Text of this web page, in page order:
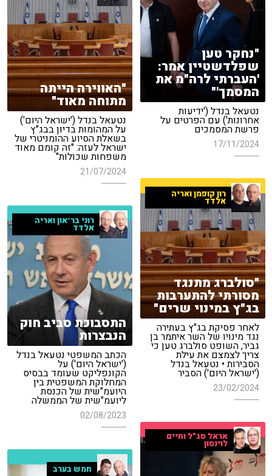
"נחקר טען
שפלדשטיין אמר:
'העברתי לרה"מ את
המסמך'"
נטעאל בנדל ('ידיעות
אחרונות') עם הפרטים על
פרשת המסמכים
17/11/2024
"האווירה הייתה
מתוחה מאוד"
נטעאל בנדל ('ישראל היום')
על המהומות בדיון בבג"ץ
בשאלת הסיוע ההומניטרי של
ישראל לעזה: "זה קומם מאוד
משפחות שכולות"
21/07/2024
רון קופמן ואריה
אלדד
"סולברג מתנגד
מסורתי להתערבות
בג"ץ במינוי שרים"
לאחר פסיקת בג"ץ בעתירה
נגד מינויו של השר איתמר בן
גביר, השופט סולברג טען כי
צריך לצמצם את עילת
הסבירות • נטעאל בנדל
('ישראל היום') הסביר
23/02/2024
רוני בר־און ואריה
אלדד
התסבוכת סביב חוק
הנבצרות
הכתב המשפטי נטעאל בנדל
('ישראל היום') על
הקונפליקט שעומד בבסיס
המחלוקת המשפטית בין
היועמ"שית של הכנסת
ליועמ"שית של הממשלה
02/08/2023
אראל סג"ל וחיים
לוינסון
חמש בערב